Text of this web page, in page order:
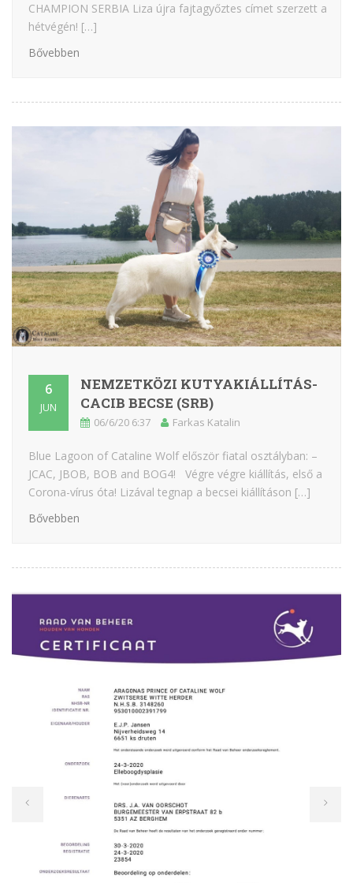
CHAMPION SERBIA Liza újra fajtagyőztes címet szerzett a
hétvégén! […]
Bővebben
6
JUN
NEMZETKÖZI KUTYAKIÁLLÍTÁS-
CACIB BECSE (SRB)
06/6/20 6:37 Farkas Katalin
Blue Lagoon of Cataline Wolf először fiatal osztályban: –
JCAC, JBOB, BOB and BOG4! Végre végre kiállítás, első a
Corona-vírus óta! Lizával tegnap a becsei kiállításon […]
Bővebben